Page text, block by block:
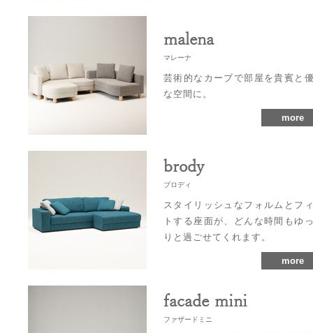
malena
マレーナ
芸術的なカーブで部屋を貴賓と
な空間に。
more
brody
ブロディ
スタイリッシュなフォルムとフ
トする座面が、どんな時間もゆ
りと過ごせてくれます。
more
facade mini
ファザードミニ